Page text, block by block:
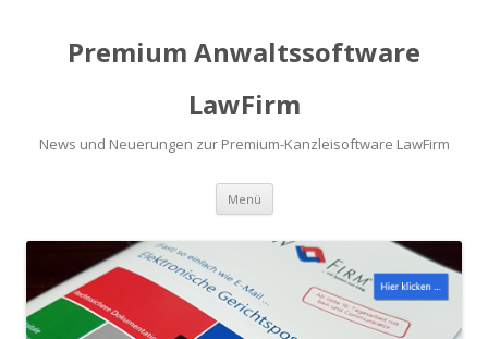
Premium Anwaltssoftware
LawFirm
News und Neuerungen zur Premium-Kanzleisoftware LawFirm
Menü